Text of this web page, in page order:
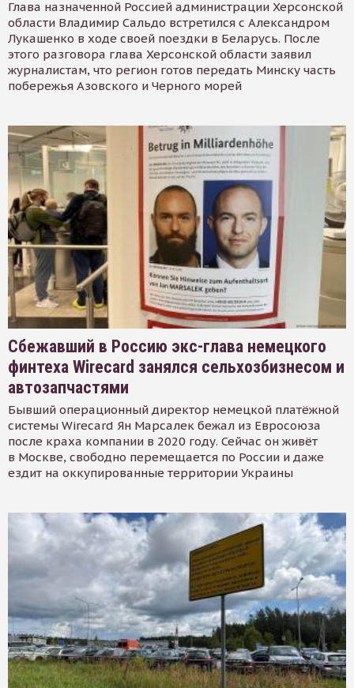
Глава назначенной Россией администрации Херсонской
области Владимир Сальдо встретился с Александром
Лукашенко в ходе своей поездки в Беларусь. После
этого разговора глава Херсонской области заявил
журналистам, что регион готов передать Минску часть
побережья Азовского и Черного морей
Сбежавший в Россию экс-глава немецкого
финтеха Wirecard занялся сельхозбизнесом и
автозапчастями
Бывший операционный директор немецкой платёжной
системы Wirecard Ян Марсалек бежал из Евросоюза
после краха компании в 2020 году. Сейчас он живёт
в Москве, свободно перемещается по России и даже
ездит на оккупированные территории Украины